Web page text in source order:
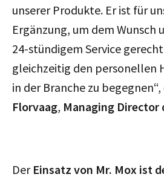
unserer Produkte. Er ist für
Ergänzung, um dem Wunsch
24-stündigem Service
gleichzeitig den personellen
in der Branche zu
Florvaag, Managing Director
Der Einsatz von Mr. Mox ist